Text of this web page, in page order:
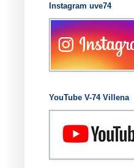
Instagram uve74
YouTube V-74 Villena